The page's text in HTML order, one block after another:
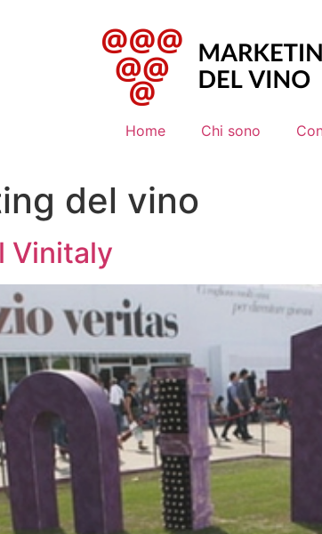
Home Chi sono
del vino
Vinitaly